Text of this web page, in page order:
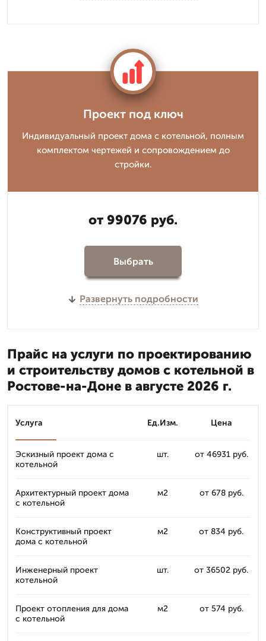
Проект под ключ
Индивидуальный проект дома с котельной, полным
комплектом чертежей и сопровождением до
стройки.
от 99076 руб.
Выбрать
Развернуть подробности
Прайс на услуги по проектированию
и строительству домов с котельной в
Ростове-на-Доне в августе 2026 г.
Услуга Ед.Изм. Цена
Эскизный проект дома с
котельной
шт. от 46931 руб.
Архитектурный проект дома
с котельной
м2 от 678 руб.
Конструктивный проект
дома с котельной
м2 от 834 руб.
Инженерный проект
котельной
шт. от 36502 руб.
Проект отопления для дома
с котельной
м2 от 574 руб.